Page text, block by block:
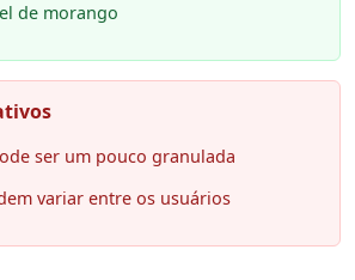
de morango
ser um pouco granulada
variar entre os usuários